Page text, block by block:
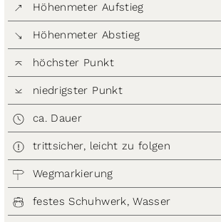
Höhenmeter Aufstieg
Höhenmeter Abstieg
höchster Punkt
niedrigster Punkt
ca. Dauer
trittsicher, leicht zu folgen
Wegmarkierung
festes Schuhwerk, Wasser